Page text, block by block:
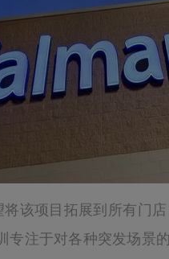
项目拓展到所有门店
专注于对各种突发场景